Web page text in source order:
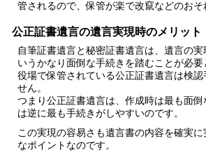
管されるので、保管が楽で改竄などのおそ
公正証書遺言の遺言実現時のメリット
自筆証書遺言と秘密証書遺言は、遺言の実
いうかなり面倒な手続きを踏むことが必
役場で保管されている公正証書遺言は検認
せん。
つまり公正証書遺言は、作成時は最も面
は逆に最も手続きがしやすいのです。
この実現の容易さも遺言書の内容を確実
なポイントなのです。